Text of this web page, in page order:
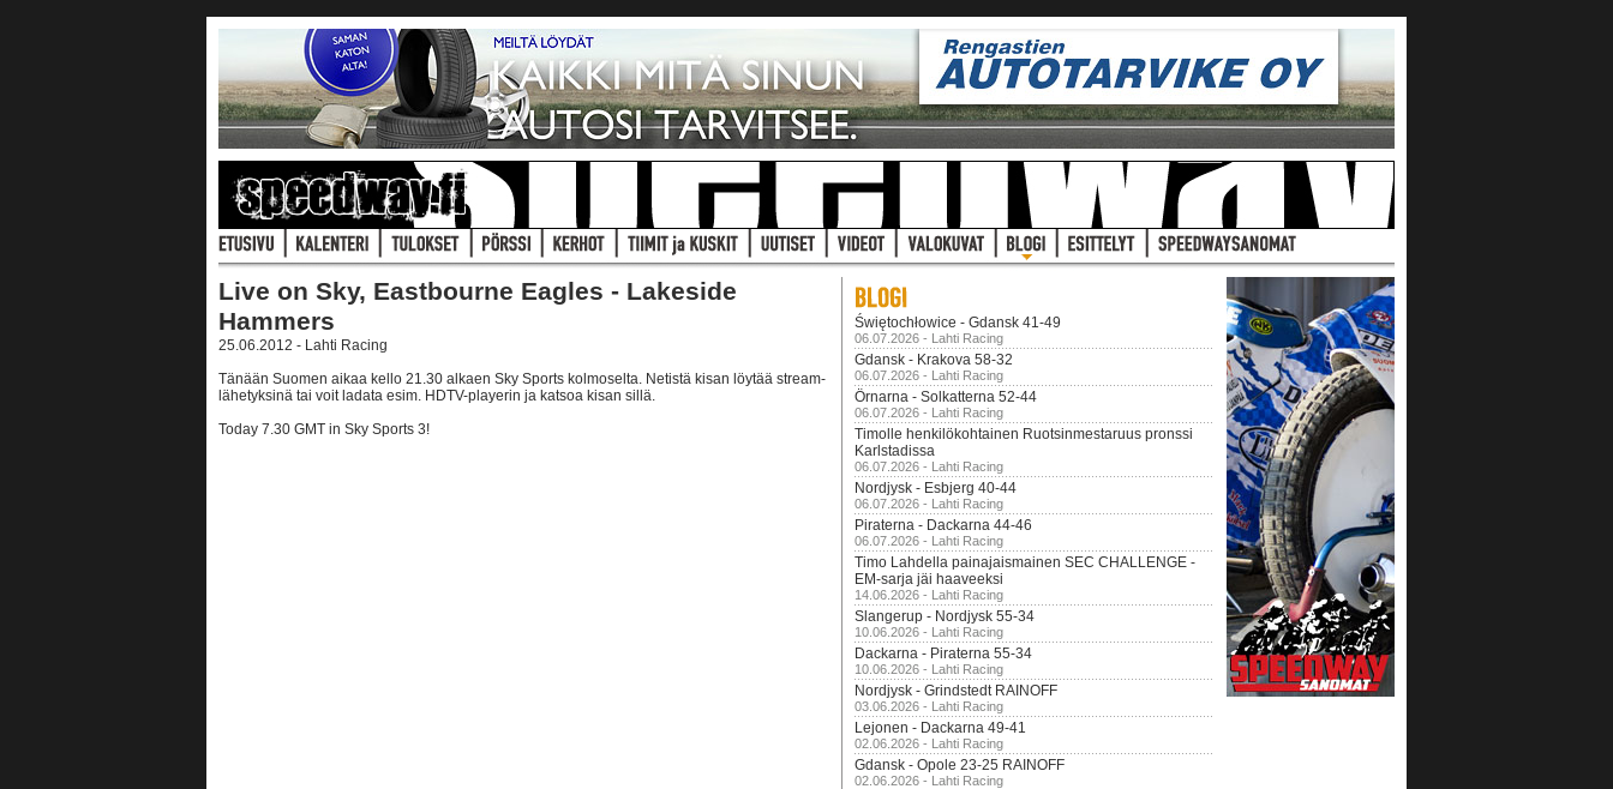
Live on Sky, Eastbourne Eagles - Lakeside
Hammers
25.06.2012 - Lahti Racing
Tänään Suomen aikaa kello 21.30 alkaen Sky Sports kolmoselta. Netistä kisan löytää stream-
lähetyksinä tai voit ladata esim. HDTV-playerin ja katsoa kisan sillä.
Today 7.30 GMT in Sky Sports 3!
Świętochłowice - Gdansk 41-49
06.07.2026 - Lahti Racing
Gdansk - Krakova 58-32
06.07.2026 - Lahti Racing
Örnarna - Solkatterna 52-44
06.07.2026 - Lahti Racing
Timolle henkilökohtainen Ruotsinmestaruus pronssi
Karlstadissa
06.07.2026 - Lahti Racing
Nordjysk - Esbjerg 40-44
06.07.2026 - Lahti Racing
Piraterna - Dackarna 44-46
06.07.2026 - Lahti Racing
Timo Lahdella painajaismainen SEC CHALLENGE -
EM-sarja jäi haaveeksi
14.06.2026 - Lahti Racing
Slangerup - Nordjysk 55-34
10.06.2026 - Lahti Racing
Dackarna - Piraterna 55-34
10.06.2026 - Lahti Racing
Nordjysk - Grindstedt RAINOFF
03.06.2026 - Lahti Racing
Lejonen - Dackarna 49-41
02.06.2026 - Lahti Racing
Gdansk - Opole 23-25 RAINOFF
02.06.2026 - Lahti Racing